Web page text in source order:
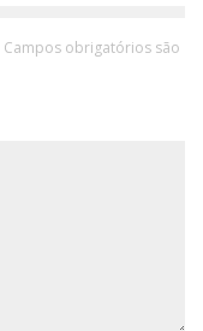
Campos obrigatórios são